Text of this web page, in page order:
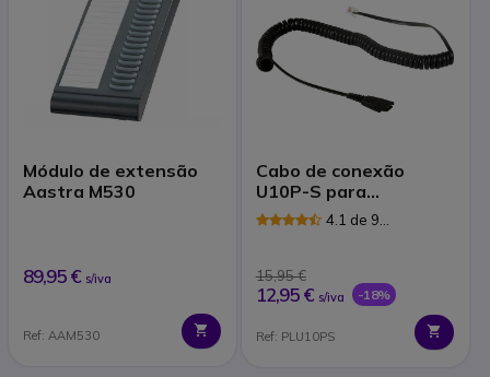
Módulo de extensão
Aastra M530
89,95 € s/iva
Ref: AAM530
Cabo de conexão
U10P-S para
Panasonic4.1 de 9
15,95 €
12,95 € s/iva -18%
Ref: PLU10PS